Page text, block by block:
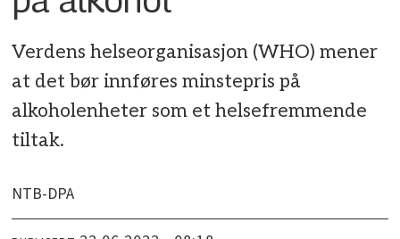
Verdens helseorganisasjon (WHO) mener
at det bør innføres minstepris på
alkoholenheter som et helsefremmende
tiltak.
NTB-DPA